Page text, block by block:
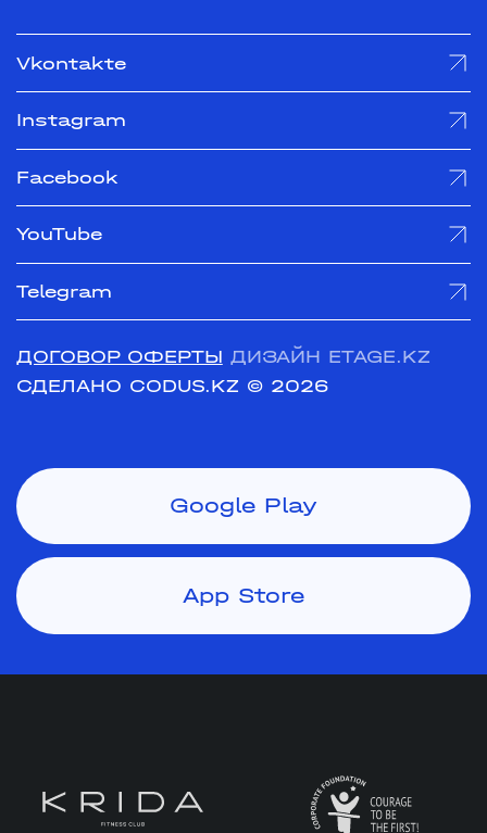
Vkontakte
Instagram
Facebook
YouTube
Telegram
ДОГОВОР ОФЕРТЫ ДИЗАЙН ETAGE.KZ
СДЕЛАНО CODUS.KZ © 2026
Google Play
App Store